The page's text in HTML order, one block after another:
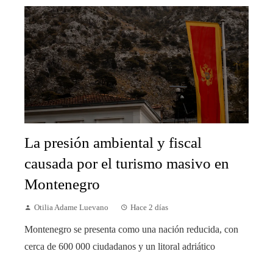
La presión ambiental y fiscal
causada por el turismo masivo en
Montenegro
Otilia Adame Luevano Hace 2 días
Montenegro se presenta como una nación reducida, con
cerca de 600 000 ciudadanos y un litoral adriático